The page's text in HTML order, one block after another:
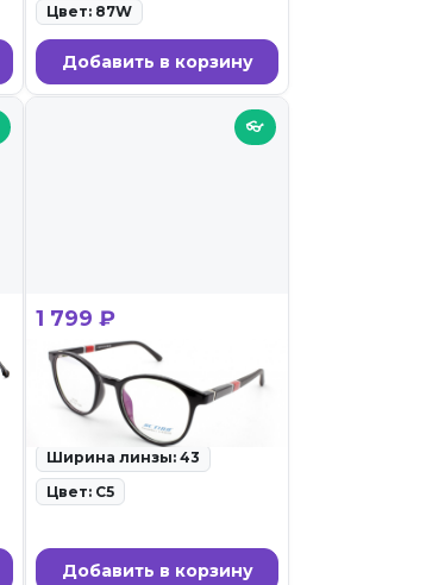
Цвет: 87W
Добавить в корзину
👓
1 799 ₽
ACTION 2129 C5
ID: 98846 • Оправы для очков
• 27.02.26
Ширина линзы: 43
Цвет: C5
Добавить в корзину